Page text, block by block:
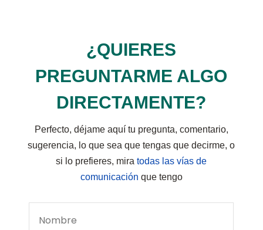
¿QUIERES
PREGUNTARME ALGO
DIRECTAMENTE?
Perfecto, déjame aquí tu pregunta, comentario,
sugerencia, lo que sea que tengas que decirme, o
si lo prefieres, miratodas las vías de
comunicación que tengo